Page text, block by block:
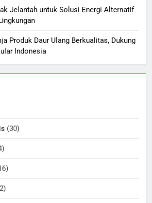
Jelantah untuk Solusi Energi Alternatif
Produk Daur Ulang Berkualitas, Dukung
Indonesia
(30)